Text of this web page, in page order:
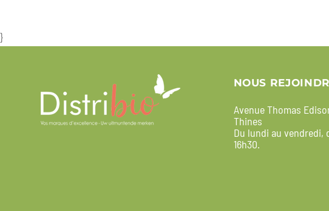
}
NOUS
Avenue Thomas
Thines
Du lundi au vendredi,
16h30.